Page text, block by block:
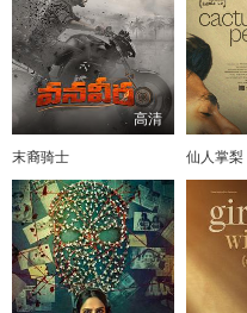
高清
末裔骑士 仙人掌梨